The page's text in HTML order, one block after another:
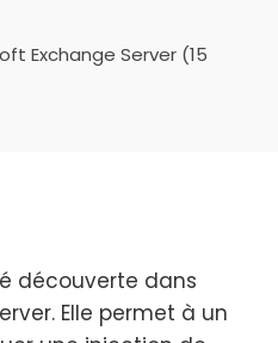
Exchange Server (15
découverte dans
Elle permet à un